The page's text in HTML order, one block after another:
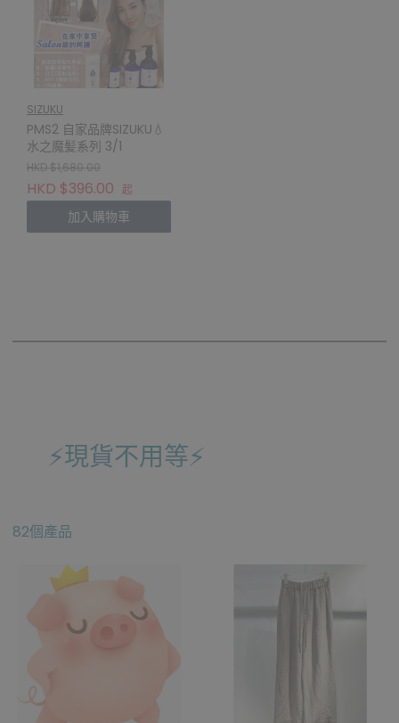
SIZUKU
PMS2 自家品牌SIZUKU💧
水之魔髪系列 3/1
HKD $1,680.00
HKD $396.00 起
加入購物車
⚡️現貨不用等⚡️
82個產品